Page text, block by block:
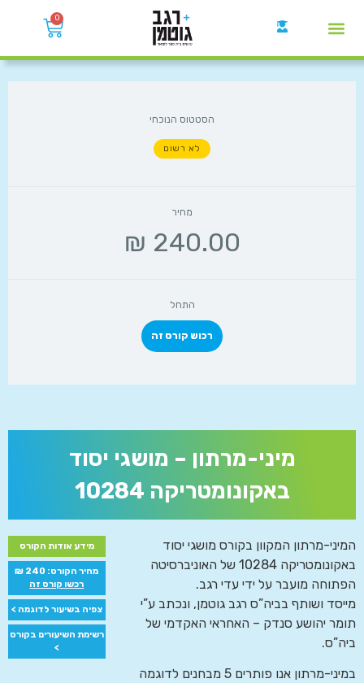
0
הסטטוס הנוכחי
לא רשום
מחיר
התחל
רכוש קורס זה
מיני-מרתון – מושגי יסוד
באקונומטריקה 10284
מידע אודות הקורס
מחיר הקורס: 240 ₪
רכשו קורס זה
צפיה בשיעור לדוגמה >
רשימת השיעורים בקורס
>
המיני-מרתון המקוון בקורס מושגי יסוד
באקונומטריקה 10284 של האוניברסיטה
הפתוחה מועבר על ידי עדי רגב.
מייסד ושותף בביה”ס רגב גוטמן, ונכתב ע”י
תומר יהושע סנדק – האחראי האקדמי של
ביה”ס.
במיני-מרתון אנו פותרים 5 מבחנים לדוגמה